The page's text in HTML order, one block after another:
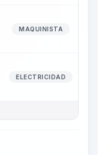
MAQUINISTA
ELECTRICIDAD